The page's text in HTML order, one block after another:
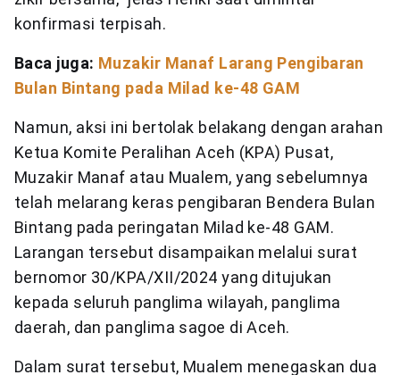
konfirmasi terpisah.
Baca juga: Muzakir Manaf Larang Pengibaran
Bulan Bintang pada Milad ke-48 GAM
Namun, aksi ini bertolak belakang dengan arahan
Ketua Komite Peralihan Aceh (KPA) Pusat,
Muzakir Manaf atau Mualem, yang sebelumnya
telah melarang keras pengibaran Bendera Bulan
Bintang pada peringatan Milad ke-48 GAM.
Larangan tersebut disampaikan melalui surat
bernomor 30/KPA/XII/2024 yang ditujukan
kepada seluruh panglima wilayah, panglima
daerah, dan panglima sagoe di Aceh.
Dalam surat tersebut, Mualem menegaskan dua